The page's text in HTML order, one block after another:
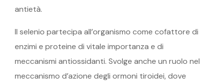
antietà.
Il selenio partecipa all’organismo come cofattore di
enzimi e proteine ​​di vitale importanza e di
meccanismi antiossidanti. Svolge anche un ruolo nel
meccanismo d’azione degli ormoni tiroidei, dove